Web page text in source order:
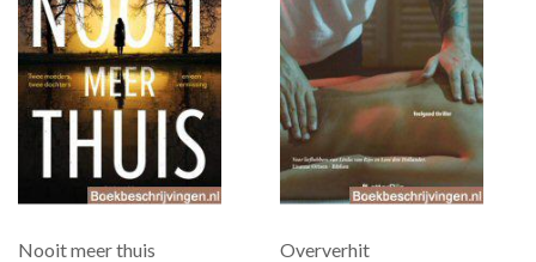
Nooit meer thuis Oververhit